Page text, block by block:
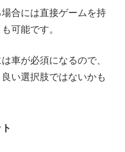
合には直接ゲームを持
可能です。
車が必須になるので、
い選択肢ではないかも